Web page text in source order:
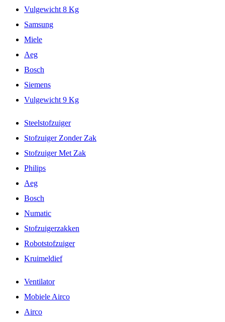
Vulgewicht 8 Kg
Samsung
Miele
Aeg
Bosch
Siemens
Vulgewicht 9 Kg
Steelstofzuiger
Stofzuiger Zonder Zak
Stofzuiger Met Zak
Philips
Aeg
Bosch
Numatic
Stofzuigerzakken
Robotstofzuiger
Kruimeldief
Ventilator
Mobiele Airco
Airco